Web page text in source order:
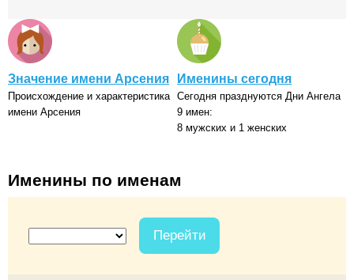
Значение имени Арсения
Происхождение и характеристика
имени Арсения
Именины сегодня
Сегодня празднуются Дни Ангела
9 имен:
8 мужских и 1 женских
Именины по именам
Перейти